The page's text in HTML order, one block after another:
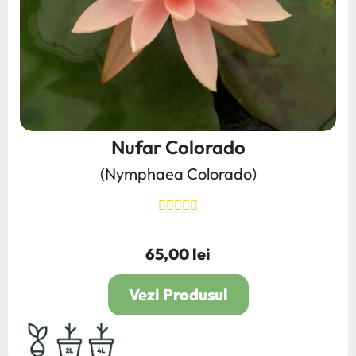
Nufar Colorado
(Nymphaea Colorado)
Pret
65,00 lei
Vezi Produsul
bulb,rhizom,radacina
2L 4L